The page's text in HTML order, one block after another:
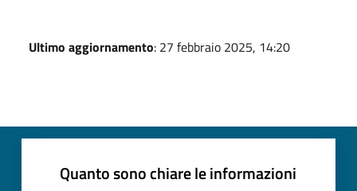
Ultimo aggiornamento: 27 febbraio 2025, 14:20
Quanto sono chiare le informazioni